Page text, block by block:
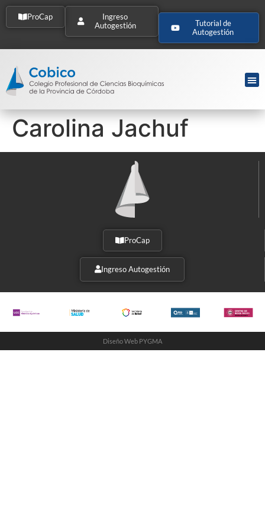
ProCap
Ingreso
Autogestión
Tutorial de
Autogestión
Carolina Jachuf
ProCap
Ingreso Autogestión
Diseño Web PYGMA